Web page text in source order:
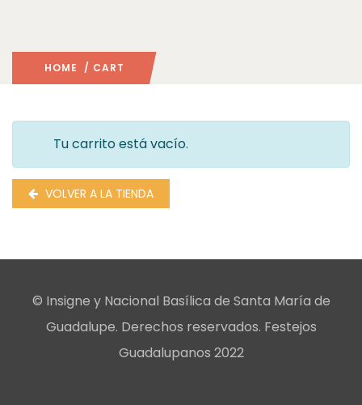
HOME / CART
Tu carrito está vacío.
VOLVER A LA TIENDA
© Insigne y Nacional Basílica de Santa María de
Guadalupe. Derechos reservados. Festejos
Guadalupanos 2022